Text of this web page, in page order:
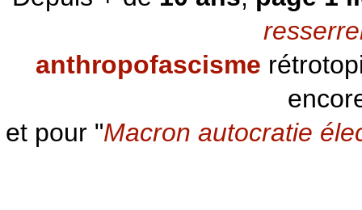
anthropofascisme
et pour "Macron autocratie